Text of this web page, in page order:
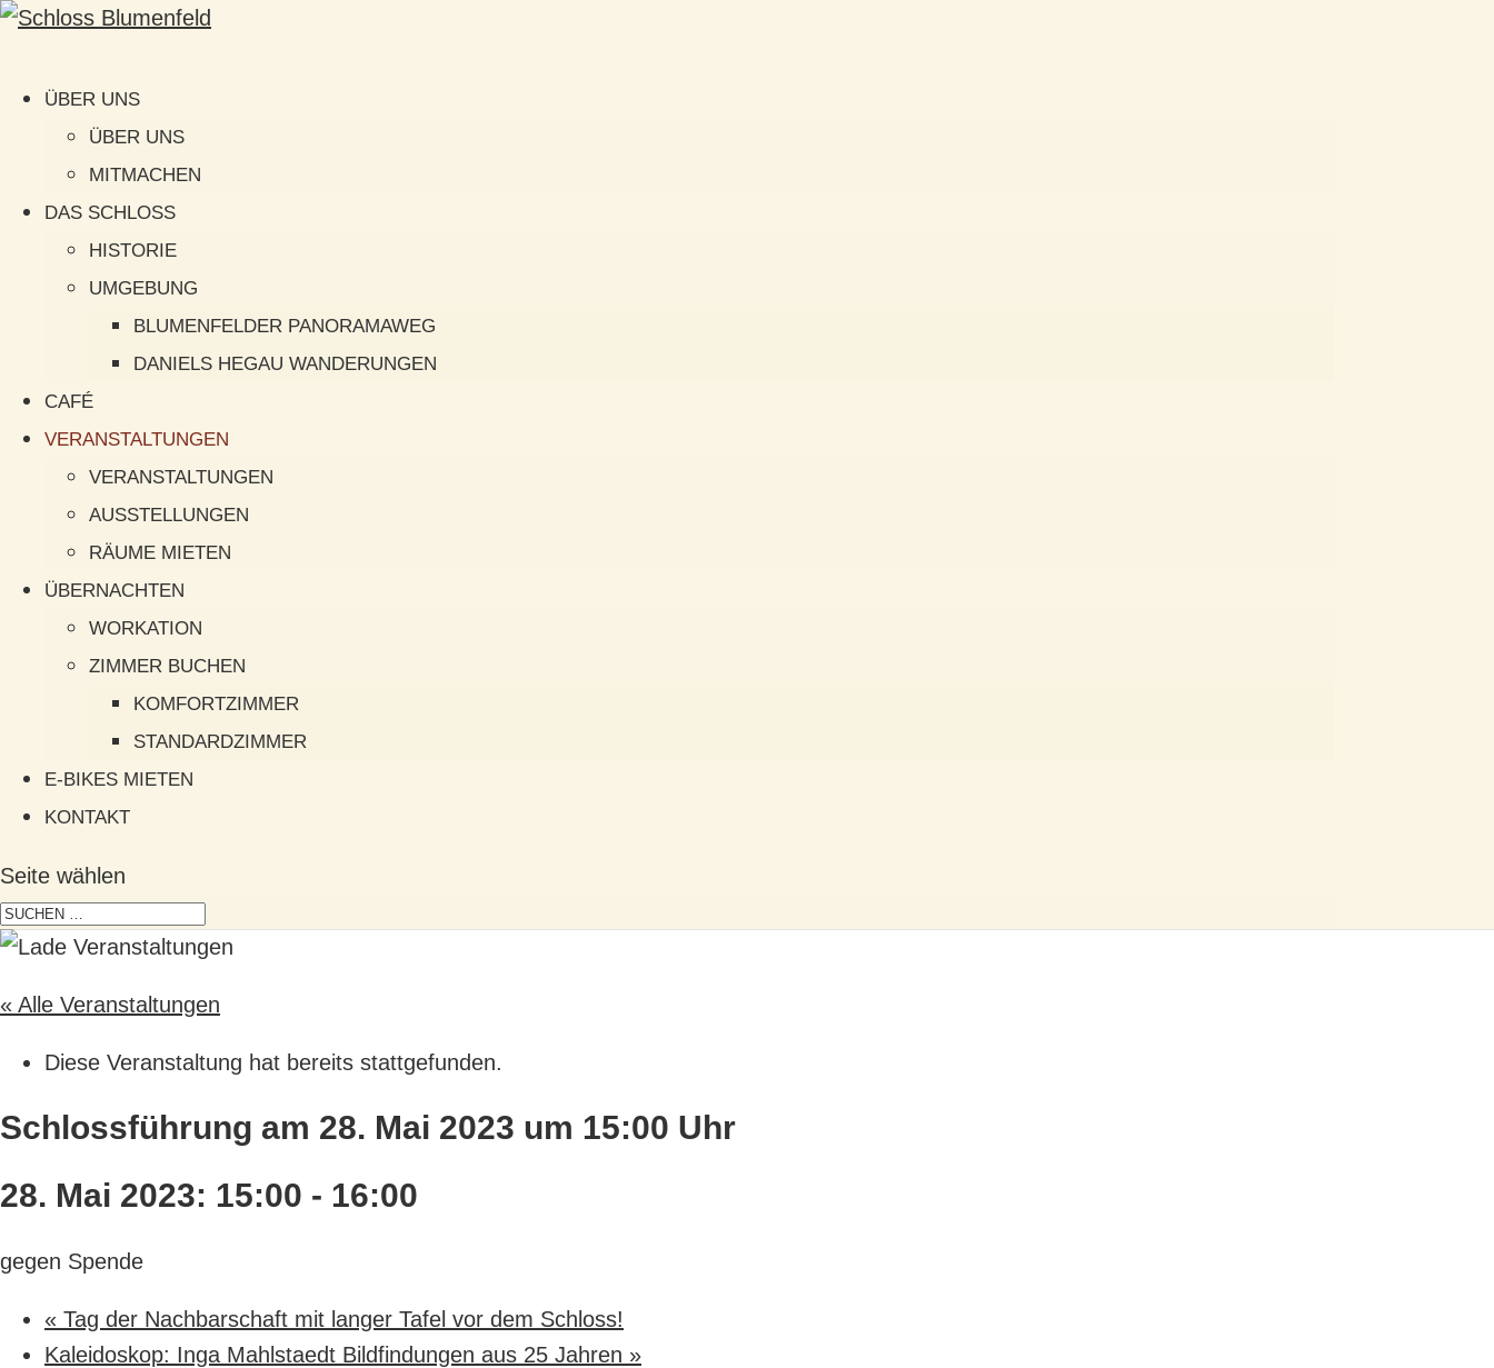
ÜBER UNS
ÜBER UNS
MITMACHEN
DAS SCHLOSS
HISTORIE
UMGEBUNG
BLUMENFELDER PANORAMAWEG
DANIELS HEGAU WANDERUNGEN
CAFÉ
VERANSTALTUNGEN
VERANSTALTUNGEN
AUSSTELLUNGEN
RÄUME MIETEN
ÜBERNACHTEN
WORKATION
ZIMMER BUCHEN
KOMFORTZIMMER
STANDARDZIMMER
E-BIKES MIETEN
KONTAKT
Seite wählen
« Alle Veranstaltungen
Diese Veranstaltung hat bereits stattgefunden.
Schlossführung am 28. Mai 2023 um 15:00 Uhr
28. Mai 2023: 15:00 - 16:00
gegen Spende
« Tag der Nachbarschaft mit langer Tafel vor dem Schloss!
Kaleidoskop: Inga Mahlstaedt Bildfindungen aus 25 Jahren »